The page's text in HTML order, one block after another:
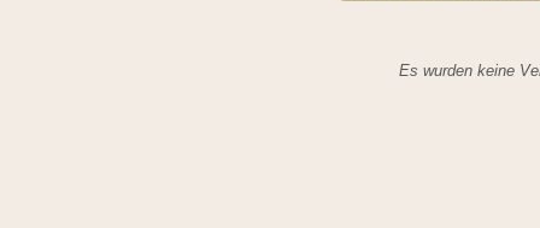
Es wurden keine